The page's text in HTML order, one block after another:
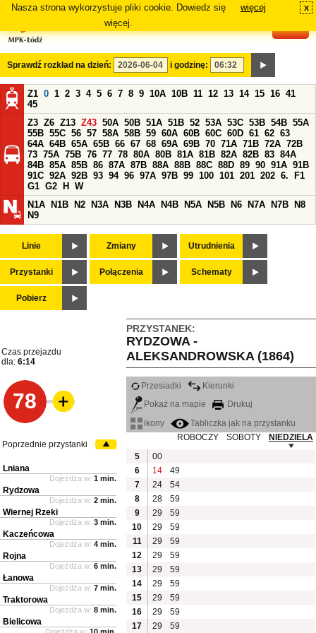
Nasza strona wykorzystuje pliki cookie. Dowiedz się
więcej.
więcej x
Sprawdź rozkład na dzień: i godzinę:
Z1 0 1 2 3 4 5 6 7 8 9 10A 10B 11 12 13 14 15 16 41
45
Z3 Z6 Z13 Z43 50A 50B 51A 51B 52 53A 53C 53B 54B 55A
55B 55C 56 57 58A 58B 59 60A 60B 60C 60D 61 62 63
64A 64B 65A 65B 66 67 68 69A 69B 70 71A 71B 72A 72B
73 75A 75B 76 77 78 80A 80B 81A 81B 82A 82B 83 84A
84B 85A 85B 86 87A 87B 88A 88B 88C 88D 89 90 91A 91B
91C 92A 92B 93 94 96 97A 97B 99 100 101 201 202 6.
F1
G1 G2 H
W
N1A
N1B N2 N3A N3B N4A N4B N5A N5B N6 N7A N7B
N8
N9
Linie Zmiany Utrudnienia
Przystanki Połączenia Schematy
Pobierz
PRZYSTANEK:
RYDZOWA -
ALEKSANDROWSKA (1864)
Czas przejazdu
dla: 6:14
78
Przesiadki
Kierunki
Pokaż na mapie
Drukuj
ikony
Tabliczka jak na przystanku
ROBOCZY
SOBOTY
NIEDZIELA
5
00
6
14
49
7
24
54
8
28
59
9
29
59
10
29
59
11
29
59
12
29
59
13
29
59
14
29
59
15
29
59
16
29
59
17
29 59
Poprzednie przystanki
Lniana
Dojeżdża w: 1 min.
Rydzowa
Dojeżdża w: 2 min.
Wiernej Rzeki
Dojeżdża w: 3 min.
Kaczeńcowa
Dojeżdża w: 4 min.
Rojna
Dojeżdża w: 6 min.
Łanowa
Dojeżdża w: 7 min.
Traktorowa
Dojeżdża w: 8 min.
Bielicowa